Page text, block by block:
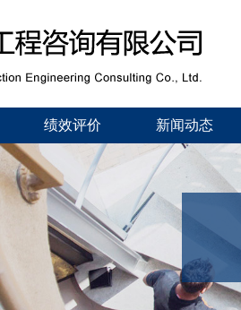
绩效评价 新闻动态